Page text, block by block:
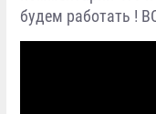
будем работать !